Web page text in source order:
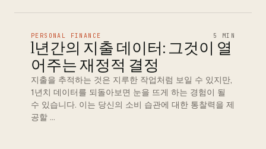
PERSONAL FINANCE 5 MIN
1년간의 지출 데이터: 그것이 열
어주는 재정적 결정
지출을 추적하는 것은 지루한 작업처럼 보일 수 있지만,
1년치 데이터를 되돌아보면 눈을 뜨게 하는 경험이 될
수 있습니다. 이는 당신의 소비 습관에 대한 통찰력을 제
공할 …